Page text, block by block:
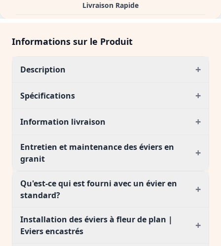
Livraison Rapide
Informations sur le Produit
Description +
Spécifications +
Information livraison +
Entretien et maintenance des éviers en
granit
+
Qu'est-ce qui est fourni avec un évier en
standard?
+
Installation des éviers à fleur de plan |
Eviers encastrés
+